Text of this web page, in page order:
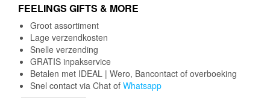
FEELINGS GIFTS & MORE
Groot assortiment
Lage verzendkosten
Snelle verzending
GRATIS inpakservice
Betalen met IDEAL | Wero, Bancontact of overboeking
Snel contact via Chat of Whatsapp